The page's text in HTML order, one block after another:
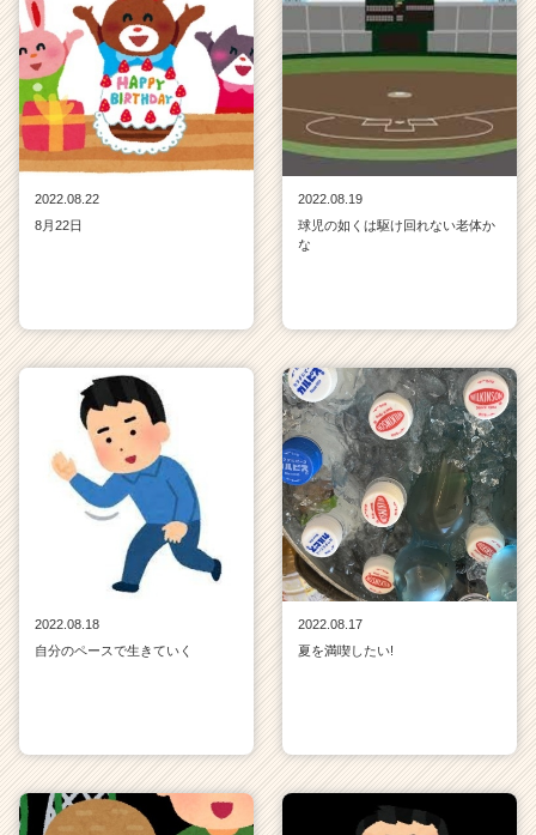
2022.08.22
8月22日
2022.08.19
球児の如くは駆け回れない老体か
な
2022.08.18
自分のペースで生きていく
2022.08.17
夏を満喫したい!